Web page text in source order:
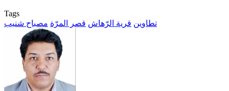
Tags
تطاوين قرية الرّهاش قصر المرّة مصباح شنيب